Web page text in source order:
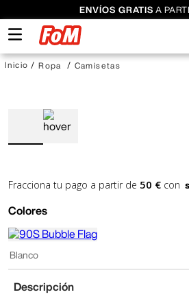
ENVÍOS GRATIS A
Ropa Camisetas
Fracciona tu pago a partir de 50 € con
Colores
Blanco
Descripción